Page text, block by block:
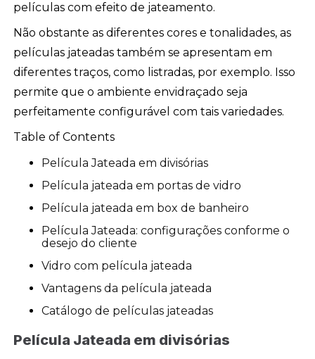
películas com efeito de jateamento.
Não obstante as diferentes cores e tonalidades, as
películas jateadas também se apresentam em
diferentes traços, como listradas, por exemplo. Isso
permite que o ambiente envidraçado seja
perfeitamente configurável com tais variedades.
Table of Contents
Película Jateada em divisórias
Película jateada em portas de vidro
Película jateada em box de banheiro
Película Jateada: configurações conforme o
desejo do cliente
Vidro com película jateada
Vantagens da película jateada
Catálogo de películas jateadas
Película Jateada em divisórias